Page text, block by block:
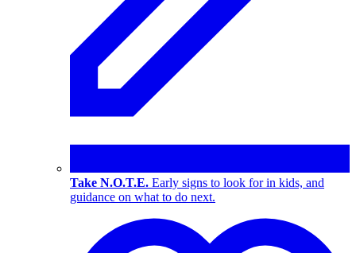
Take N.O.T.E. Early signs to look for in kids, and
guidance on what to do next.